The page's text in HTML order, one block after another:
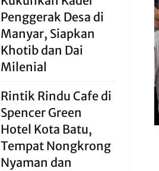
Penggerak Desa di
Manyar, Siapkan
Khotib dan Dai
Milenial
Rintik Rindu Cafe di
Spencer Green
Hotel Kota Batu,
Tempat Nongkrong
Nyaman dan